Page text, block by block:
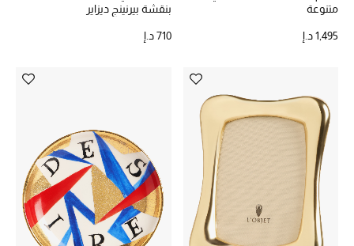
جميع مستحضرات الجمال
الجديد في عالم الجمال
الأكثر مبيعاً
العطور
متنوعة
1,495 د.إ
بنقشة بيرنينج ديزاير
710 د.إ